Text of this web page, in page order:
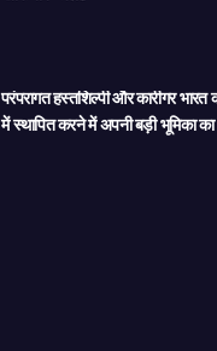
परंपरागत हस्तशिल्पी और कारीगर
में स्थापित करने में अपनी बड़ी भूमिका